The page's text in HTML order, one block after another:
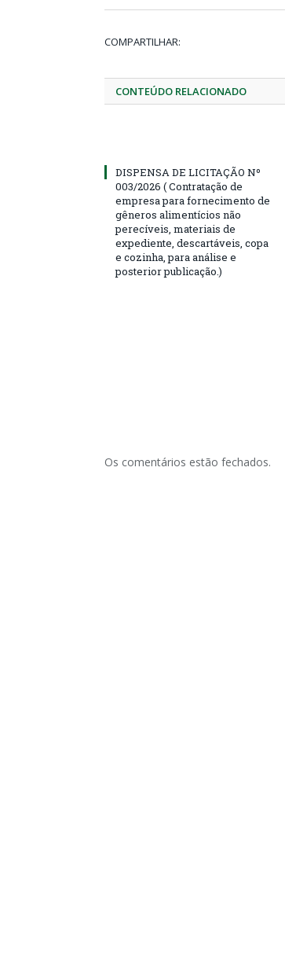
COMPARTILHAR:
CONTEÚDO RELACIONADO
DISPENSA DE LICITAÇÃO Nº
003/2026 ( Contratação de
empresa para fornecimento de
gêneros alimentícios não
perecíveis, materiais de
expediente, descartáveis, copa
e cozinha, para análise e
posterior publicação.)
Os comentários estão fechados.